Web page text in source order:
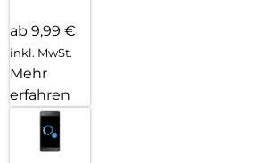
ab 9,99 €
inkl. MwSt.
Mehr
erfahren